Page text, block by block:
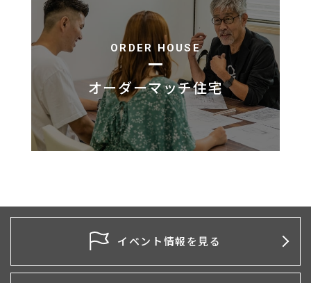
ORDER HOUSE
オーダーマッチ住宅
イベント情報を見る